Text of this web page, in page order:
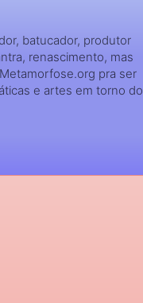
batucador, produtor
renascimento, mas
pra ser
e artes em torno do